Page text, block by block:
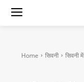
Home सिवनी सिवनी